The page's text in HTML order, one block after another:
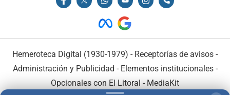
Hemeroteca Digital (1930-1979) - Receptorías de avisos -
Administración y Publicidad - Elementos institucionales-
Opcionales con El Litoral - MediaKit